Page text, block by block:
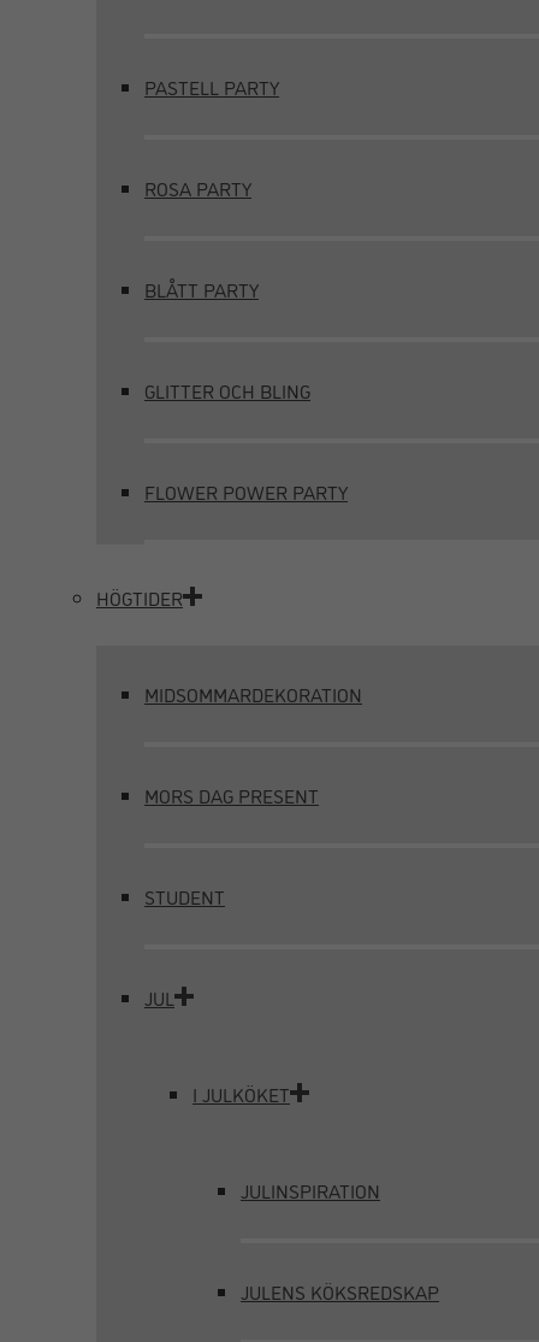
PASTELL PARTY
ROSA PARTY
BLÅTT PARTY
GLITTER OCH BLING
FLOWER POWER PARTY
HÖGTIDER
MIDSOMMARDEKORATION
MORS DAG PRESENT
STUDENT
JUL
I JULKÖKET
JULINSPIRATION
JULENS KÖKSREDSKAP